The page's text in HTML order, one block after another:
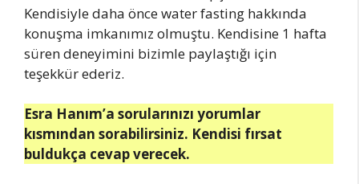
Kendisiyle daha önce water fasting hakkında
konuşma imkanımız olmuştu. Kendisine 1 hafta
süren deneyimini bizimle paylaştığı için
teşekkür ederiz.
Esra Hanım’a sorularınızı yorumlar
kısmından sorabilirsiniz. Kendisi fırsat
buldukça cevap verecek.